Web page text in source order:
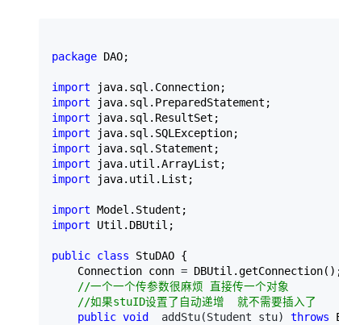
package DAO;
import
import
import
import
import
import
import java.util.List;
import
import Util.DBUtil;
public class StuDAO {
    Connection conn
=
//一个一个传参数很麻烦 直接传一个对象
//如果stuID设置了自动递增  就不需要插入了
public void
  addStu(Student stu)
throws